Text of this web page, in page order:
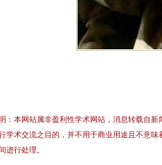
：本网站属非盈利性学术网站，消息转载自
学术交流之目的，并不用于商业用途且不意
进行处理。